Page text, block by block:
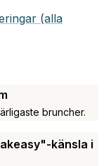
(alla
bruncher.
känsla i